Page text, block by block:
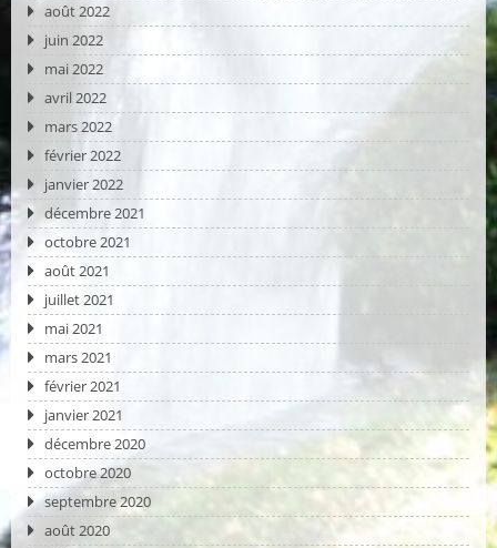
août 2022
juin 2022
mai 2022
avril 2022
mars 2022
février 2022
janvier 2022
décembre 2021
octobre 2021
août 2021
juillet 2021
mai 2021
mars 2021
février 2021
janvier 2021
décembre 2020
octobre 2020
septembre 2020
août 2020